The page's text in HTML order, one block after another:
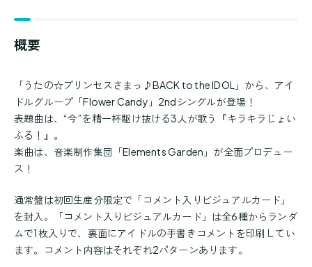
概要
「うたの☆プリンセスさまっ♪BACK to the IDOL」から、アイ
ドルグループ「Flower Candy」2ndシングルが登場！
表題曲は、“今”を精一杯駆け抜ける3人が歌う『キラキラじょい
ふる！』。
楽曲は、音楽制作集団「Elements Garden」が全面プロデュー
ス！
通常盤は初回生産分限定で「コメント入りビジュアルカード」
を封入。「コメント入りビジュアルカード」は全6種からランダ
ムで1枚入りで、裏面にアイドルの手書きコメントを印刷してい
ます。コメント内容はそれぞれ2パターンあります。